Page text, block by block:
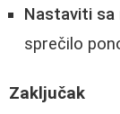
Nastaviti sa
sprečilo
Zaključak